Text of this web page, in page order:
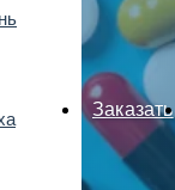
Заказать